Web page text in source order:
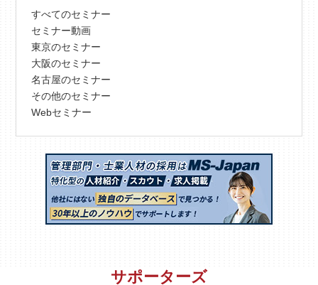
すべてのセミナー
セミナー動画
東京のセミナー
大阪のセミナー
名古屋のセミナー
その他のセミナー
Webセミナー
サポーターズ